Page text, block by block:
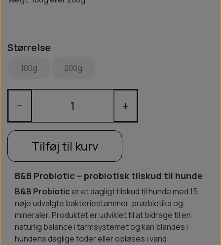
Størrelse
100g 200g
− +
Tilføj til kurv
B&B Probiotic – probiotisk tilskud til hunde
B&B Probiotic er et dagligt tilskud til hunde med 15
nøje udvalgte bakteriestammer, præbiotika og
mineraler. Produktet er udviklet til at bidrage til en
naturlig balance i tarmsystemet og kan blandes i
hundens daglige foder eller opløses i vand.